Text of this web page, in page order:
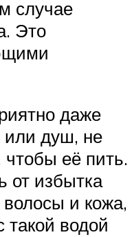
случае
Это
даже
или душ, не
чтобы её пить.
от избытка
и кожа,
такой водой